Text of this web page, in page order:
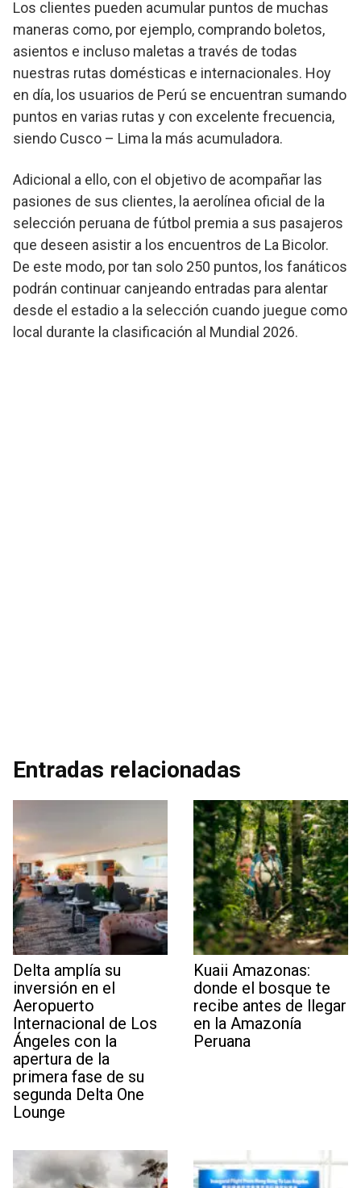
Los clientes pueden acumular puntos de muchas
maneras como, por ejemplo, comprando boletos,
asientos e incluso maletas a través de todas
nuestras rutas domésticas e internacionales. Hoy
en día, los usuarios de Perú se encuentran sumando
puntos en varias rutas y con excelente frecuencia,
siendo Cusco – Lima la más acumuladora.
Adicional a ello, con el objetivo de acompañar las
pasiones de sus clientes, la aerolínea oficial de la
selección peruana de fútbol premia a sus pasajeros
que deseen asistir a los encuentros de La Bicolor.
De este modo, por tan solo 250 puntos, los fanáticos
podrán continuar canjeando entradas para alentar
desde el estadio a la selección cuando juegue como
local durante la clasificación al Mundial 2026.
Entradas relacionadas
Delta amplía su
inversión en el
Aeropuerto
Internacional de Los
Ángeles con la
apertura de la
primera fase de su
segunda Delta One
Lounge
Kuaii Amazonas:
donde el bosque te
recibe antes de llegar
en la Amazonía
Peruana